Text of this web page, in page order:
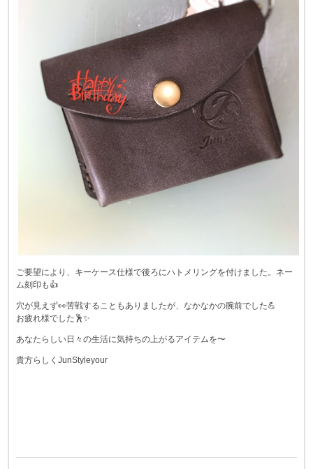
ご要望により、キーケース仕様で後ろにハトメリングを付けました。ネー
ム刻印も👍
穴が見えず👀苦戦することもありましたが、なかなかの腕前でした💪
お疲れ様でした🕺✨
あなたらしい日々の生活に気持ちの上がるアイテムを〜
貴方らしくJunStyleyour